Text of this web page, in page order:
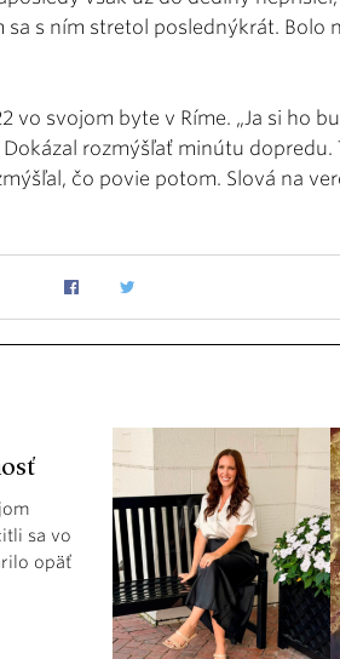
s ním stretol poslednýkrát. Bolo
vo svojom byte v Ríme. „Ja si ho
rozmýšľať minútu dopredu.
čo povie potom. Slová na
sa vo
opäť